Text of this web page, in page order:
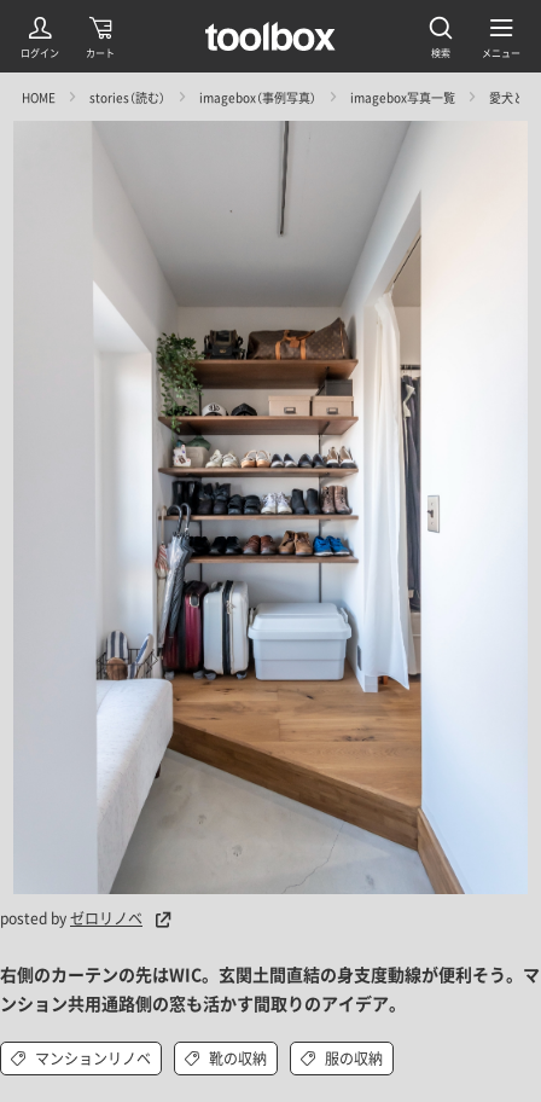
HOME stories（読む） imagebox（事例写真） imagebox写真一覧 愛犬と
posted byゼロリノベ
右側のカーテンの先はWIC。玄関土間直結の身支度動線が便利そう。マ
ンション共用通路側の窓も活かす間取りのアイデア。
マンションリノベ 靴の収納 服の収納